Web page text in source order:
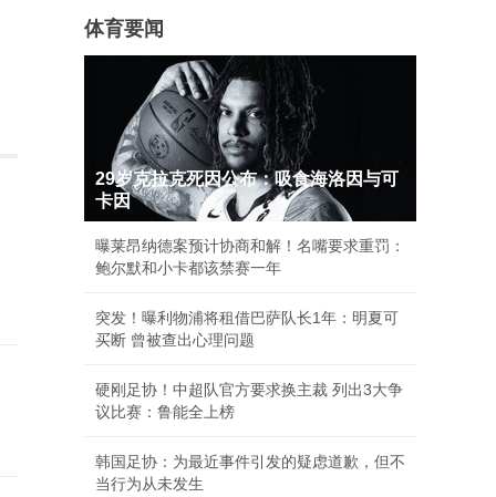
体育要闻
29岁克拉克死因公布：吸食海洛因与可
卡因
曝莱昂纳德案预计协商和解！名嘴要求重罚：
鲍尔默和小卡都该禁赛一年
突发！曝利物浦将租借巴萨队长1年：明夏可
买断 曾被查出心理问题
硬刚足协！中超队官方要求换主裁 列出3大争
议比赛：鲁能全上榜
韩国足协：为最近事件引发的疑虑道歉，但不
当行为从未发生